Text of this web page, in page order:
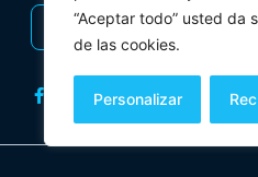
“Aceptar todo” usted da
de las cookies.
Personalizar
INSCRIBIRSE AL BOLETÍN